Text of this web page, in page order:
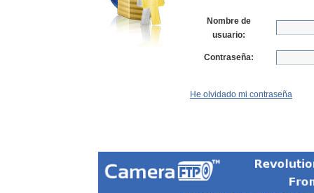
Nombre de
usuario:
Contraseña:
He olvidado mi contraseña